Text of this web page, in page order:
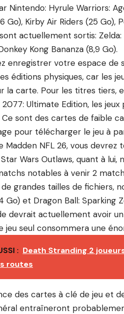
Nintendo: Hyrule Warriors:
Go), Kirby Air Riders (25
actuellement sortis:
Kong Bananza (8,9 Go).
enregistrer votre espace
éditions physiques, car les
la carte. Pour les titres tiers,
Ultimate Edition, les
Ce sont des cartes de faible
pour télécharger le jeu à
Madden NFL 26, vous
Star Wars Outlaws, quant à
notables à venir 2
grandes tailles de fichiers,
Go) et Dragon Ball: Sparking
devrait actuellement avoir
jeu seul consommera une
: Death Stranding 2
routes
des cartes à clé de jeu et
entraîneront